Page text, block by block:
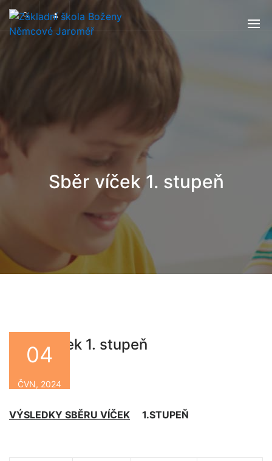
Sběr víček 1. stupeň
Sběr víček 1. stupeň
04
ČVN, 2024
VÝSLEDKY SBĚRU VÍČEK 1.STUPEŇ